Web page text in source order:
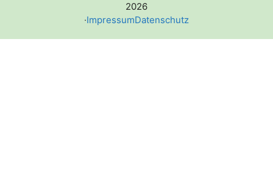
2026
·ImpressumDatenschutz